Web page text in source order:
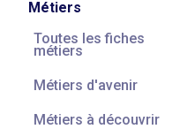
Métiers
Toutes les fiches
métiers
Métiers d'avenir
Métiers à découvrir